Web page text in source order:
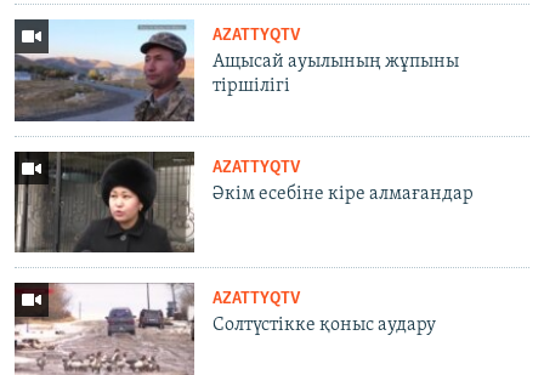
AZATTYQTV
Ащысай ауылының жұпыны
тіршілігі
AZATTYQTV
Әкім есебіне кіре алмағандар
AZATTYQTV
Солтүстікке қоныс аудару